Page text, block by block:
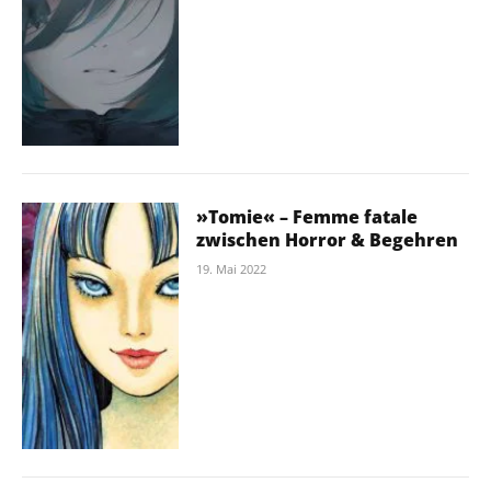
»Tomie« – Femme fatale
zwischen Horror & Begehren
19. Mai 2022